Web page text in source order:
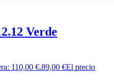
Verde
110,00 €.89,00 €El precio